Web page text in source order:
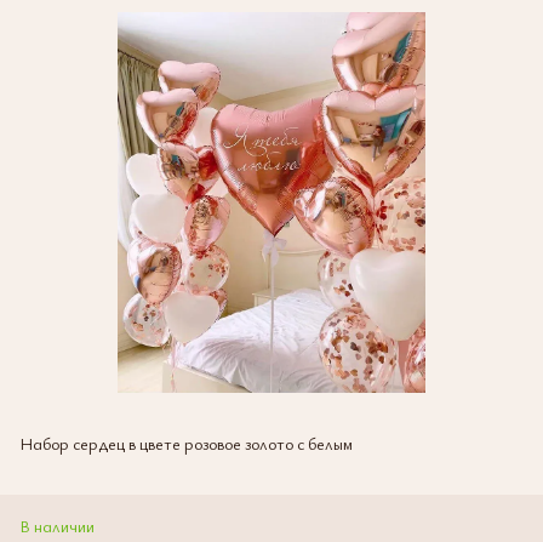
Набор сердец в цвете розовое золото с белым
В наличии